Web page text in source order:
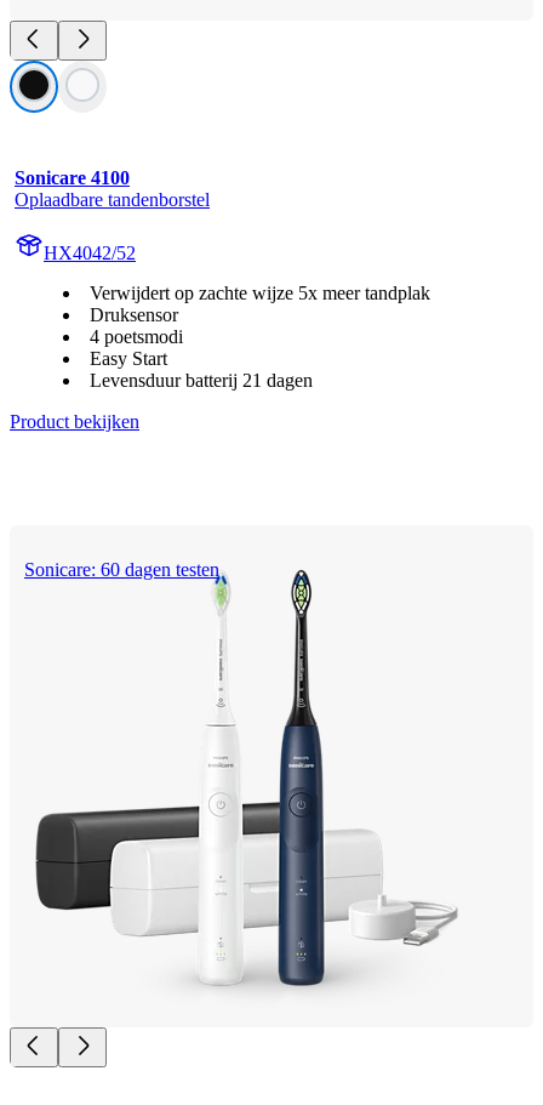
Sonicare 4100
Oplaadbare tandenborstel
HX4042/52
Verwijdert op zachte wijze 5x meer tandplak
Druksensor
4 poetsmodi
Easy Start
Levensduur batterij 21 dagen
Product bekijken
Sonicare: 60 dagen testen